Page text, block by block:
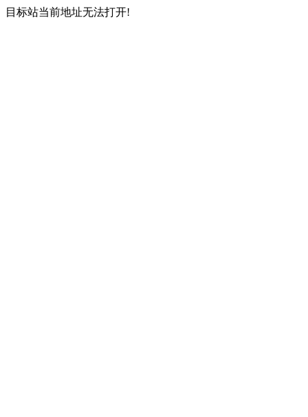
目标站当前地址无法打开!